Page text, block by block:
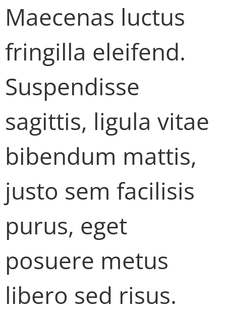
Maecenas luctus
fringilla eleifend.
Suspendisse
sagittis, ligula vitae
bibendum mattis,
justo sem facilisis
purus, eget
posuere metus
libero sed risus.